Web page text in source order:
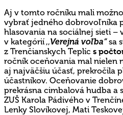
Aj v tomto ročníku mali
vybrať jedného dobrovoľníka
hlasovania na sociálnej sieti
v kategórií ,,Verejná voľba“sa
z Trenčianskych Teplíc s
ročník oceňovania mal nielen
aj najväčšiu účasť, prekročila
účastníkov. Oceňovanie
prekrásna cimbalová hudba a
ZUŠ Karola Pádivého v
Lenky Slovíkovej, Mati